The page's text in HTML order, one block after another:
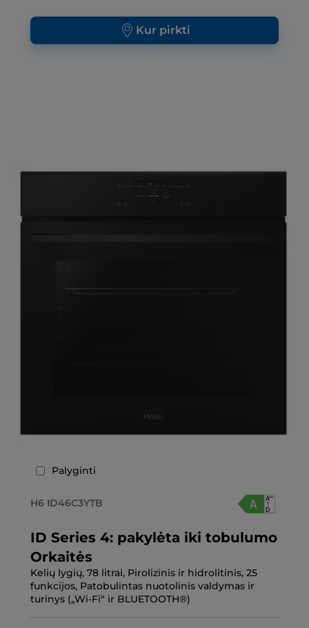
Kur pirkti
Palyginti
H6 ID46C3YTB
ID Series 4: pakylėta iki tobulumo
Orkaitės
Kelių lygių, 78 litrai, Pirolizinis ir hidrolitinis, 25
funkcijos, Patobulintas nuotolinis valdymas ir
turinys („Wi-Fi“ ir BLUETOOTH®)